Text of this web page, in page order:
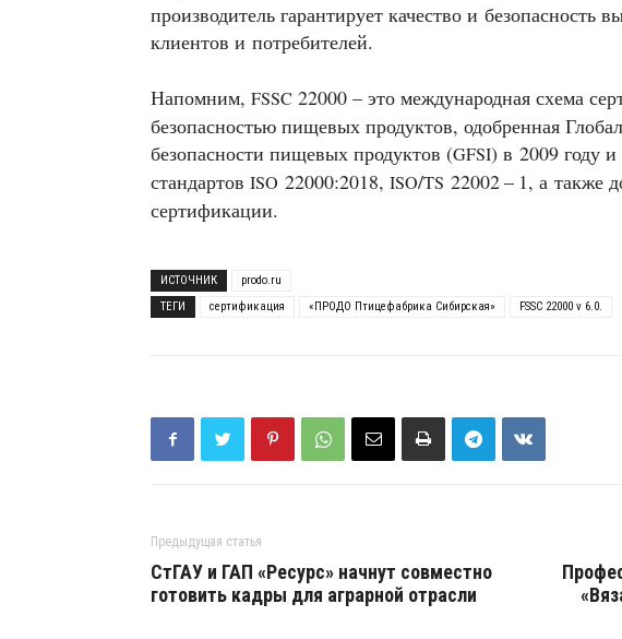
производитель гарантирует качество и безопасность
клиентов и потребителей.
Напомним, FSSC 22000 – это международная схема
безопасностью пищевых продуктов, одобренная
безопасности пищевых продуктов (GFSI) в 2009 году
стандартов ISO 22000:2018, ISO/TS 22002 – 1, а также
сертификации.
ИСТОЧНИК
prodo.ru
ТЕГИ
сертификация «ПРОДО Птицефабрика Сибирская» FSSC 22000 v 6.0.
Предыдущая статья
СтГАУ и ГАП «Ресурс» начнут совместно
готовить кадры для аграрной отрасли